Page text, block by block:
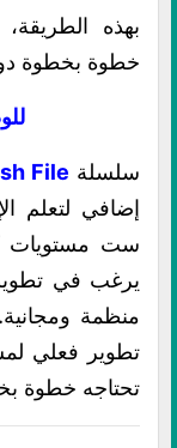
بهذه
خطوة بخطوة
سلسلة File
إضافي لتعلم
ست مستويات
يرغب في
منظمة
تطوير فعلي
تحتاجه خطوة